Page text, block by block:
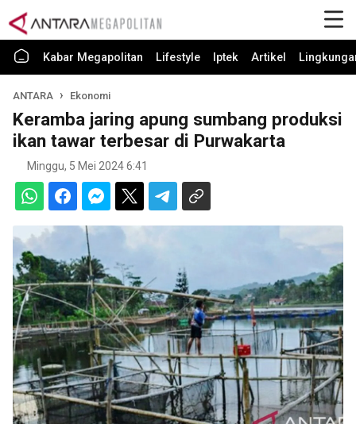
Kabar Megapolitan Lifestyle Iptek Artikel
ANTARA Ekonomi
Keramba jaring apung sumbang produksi
ikan tawar terbesar di Purwakarta
Minggu, 5 Mei 2024 6:41